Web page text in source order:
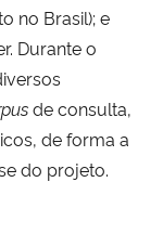
no Brasil); e
Durante o
de consulta,
de forma a
do projeto.